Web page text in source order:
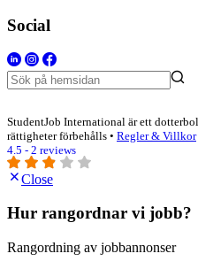
Social
StudentJob International är ett
rättigheter förbehålls • Regler & Villkor
4.5 - 2 reviews
Close
Hur rangordnar vi jobb?
Rangordning av jobbannonser